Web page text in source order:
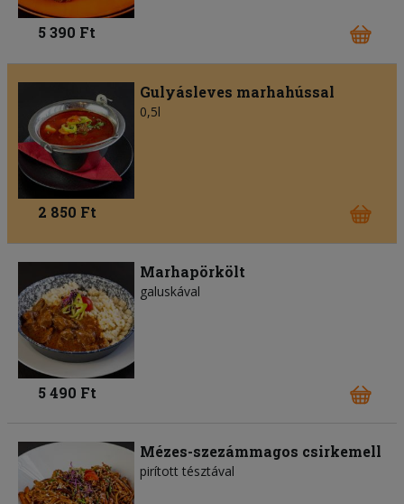
5 390 Ft
Gulyásleves marhahússal
0,5l
2 850 Ft
Marhapörkölt
galuskával
5 490 Ft
Mézes-szezámmagos csirkemell
pirított tésztával